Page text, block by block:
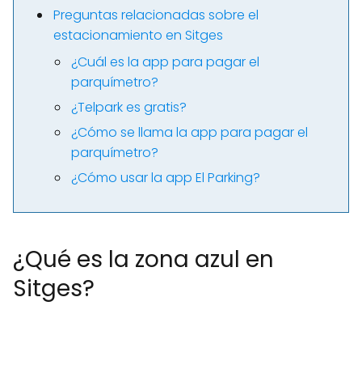
Preguntas relacionadas sobre el
estacionamiento en Sitges
¿Cuál es la app para pagar el
parquímetro?
¿Telpark es gratis?
¿Cómo se llama la app para pagar el
parquímetro?
¿Cómo usar la app El Parking?
¿Qué es la zona azul en
Sitges?